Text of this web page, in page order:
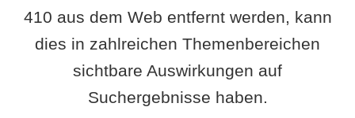
410 aus dem Web entfernt werden, kann
dies in zahlreichen Themenbereichen
sichtbare Auswirkungen auf
Suchergebnisse haben.